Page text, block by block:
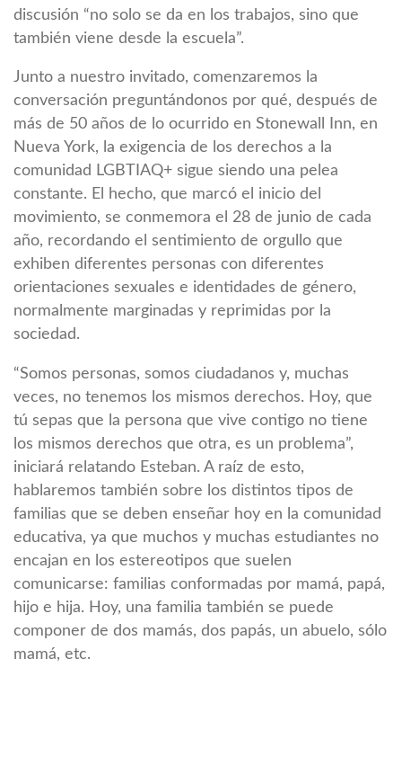
discusión “no solo se da en los trabajos, sino que
también viene desde la escuela”.
Junto a nuestro invitado, comenzaremos la
conversación preguntándonos por qué, después de
más de 50 años de lo ocurrido en Stonewall Inn, en
Nueva York, la exigencia de los derechos a la
comunidad LGBTIAQ+ sigue siendo una pelea
constante. El hecho, que marcó el inicio del
movimiento, se conmemora el 28 de junio de cada
año, recordando el sentimiento de orgullo que
exhiben diferentes personas con diferentes
orientaciones sexuales e identidades de género,
normalmente marginadas y reprimidas por la
sociedad.
“Somos personas, somos ciudadanos y, muchas
veces, no tenemos los mismos derechos. Hoy, que
tú sepas que la persona que vive contigo no tiene
los mismos derechos que otra, es un problema”,
iniciará relatando Esteban. A raíz de esto,
hablaremos también sobre los distintos tipos de
familias que se deben enseñar hoy en la comunidad
educativa, ya que muchos y muchas estudiantes no
encajan en los estereotipos que suelen
comunicarse: familias conformadas por mamá, papá,
hijo e hija. Hoy, una familia también se puede
componer de dos mamás, dos papás, un abuelo, sólo
mamá, etc.